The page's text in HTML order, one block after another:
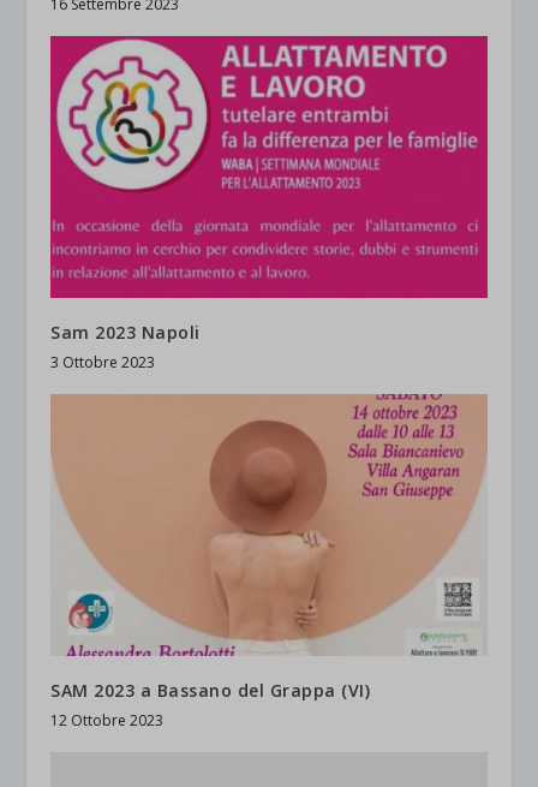
Sam 2023 Napoli
3 Ottobre 2023
SAM 2023 a Bassano del Grappa (VI)
12 Ottobre 2023